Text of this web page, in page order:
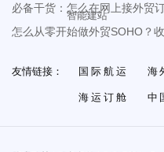
必备干货：怎么在网上接外贸
怎么从零开始做外贸SOHO？
智能建站
友情链接： 国际航运 海
海运订舱 中